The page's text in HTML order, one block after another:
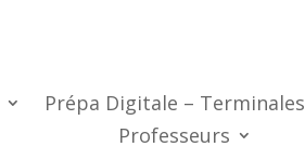
Prépa Digitale – Terminales
Professeurs